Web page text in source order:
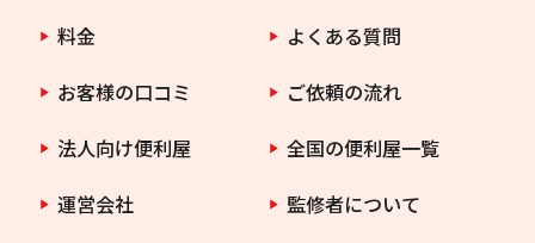
料金
よくある質問
お客様の口コミ
ご依頼の流れ
法人向け便利屋
全国の便利屋一覧
運営会社
監修者について